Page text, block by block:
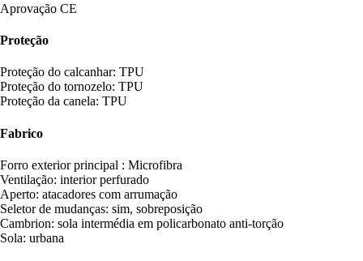
Aprovação CE
Proteção
Proteção do calcanhar: TPU
Proteção do tornozelo: TPU
Proteção da canela: TPU
Fabrico
Forro exterior principal : Microfibra
Ventilação: interior perfurado
Aperto: atacadores com arrumação
Seletor de mudanças: sim, sobreposição
Cambrion: sola intermédia em policarbonato anti-torção
Sola: urbana